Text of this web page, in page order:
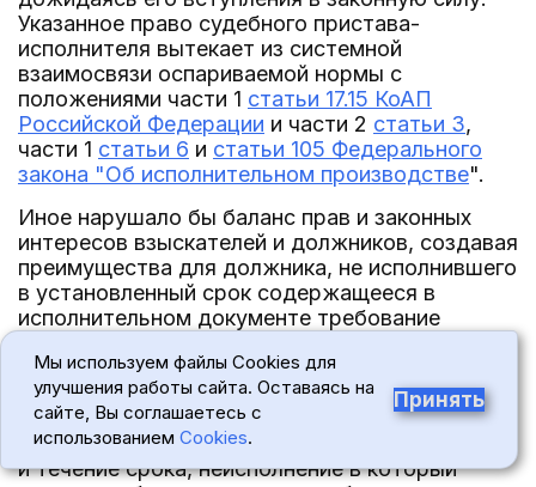
Указанное право судебного пристава-
исполнителя вытекает из системной
взаимосвязи оспариваемой нормы с
положениями части 1 статьи 17.15 КоАП
Российской Федерации и части 2 статьи 3,
части 1 статьи 6 и статьи 105 Федерального
закона "Об исполнительном производстве".
Иное нарушало бы баланс прав и законных
интересов взыскателей и должников, создавая
преимущества для должника, не исполнившего
в установленный срок содержащееся в
исполнительном документе требование
период от вынесения соответствующего
постановления судебным приставом-
исполнителем до вступления этого
постановления в законную силу установление
и течение срока, неисполнение в который
Мы используем файлы Cookies для
улучшения работы сайта. Оставаясь на
сайте, Вы соглашаетесь с
использованием Cookies.
Принять